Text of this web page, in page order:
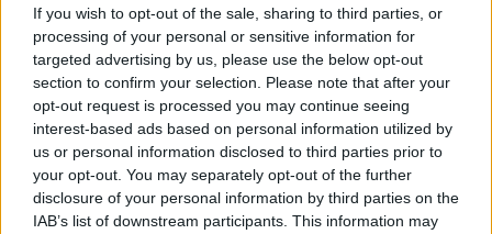
If you wish to opt-out of the sale, sharing to third parties, or
processing of your personal or sensitive information for
targeted advertising by us, please use the below opt-out
section to confirm your selection. Please note that after your
opt-out request is processed you may continue seeing
interest-based ads based on personal information utilized by
us or personal information disclosed to third parties prior to
your opt-out. You may separately opt-out of the further
disclosure of your personal information by third parties on the
IAB’s list of downstream participants. This information may
Krzysztof Kamil Baczyński jest jednym z
najbardziej znanych poetów tak zwanego
pokolenia Kolumbów – twórców, których
młodość i rozwój twórczości przypadły na
okres II wojny światowej. Zginął on w
trakcie powstania warszawskiego.